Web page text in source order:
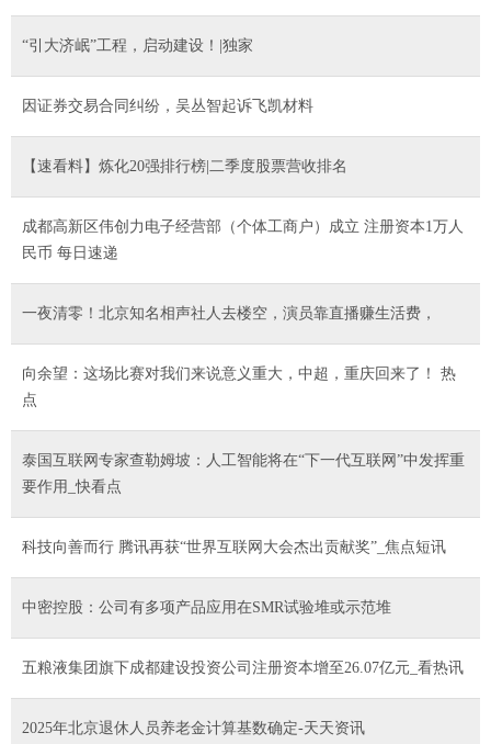
“引大济岷”工程，启动建设！|独家
因证券交易合同纠纷，吴丛智起诉飞凯材料
【速看料】炼化20强排行榜|二季度股票营收排名
成都高新区伟创力电子经营部（个体工商户）成立 注册资本1万人
民币 每日速递
一夜清零！北京知名相声社人去楼空，演员靠直播赚生活费，
向余望：这场比赛对我们来说意义重大，中超，重庆回来了！ 热
点
泰国互联网专家查勒姆坡：人工智能将在“下一代互联网”中发挥重
要作用_快看点
科技向善而行 腾讯再获“世界互联网大会杰出贡献奖”_焦点短讯
中密控股：公司有多项产品应用在SMR试验堆或示范堆
五粮液集团旗下成都建设投资公司注册资本增至26.07亿元_看热讯
2025年北京退休人员养老金计算基数确定-天天资讯